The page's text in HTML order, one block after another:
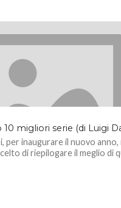
10 migliori serie (di Luigi
per inaugurare il nuovo
di riepilogare il meglio di